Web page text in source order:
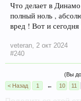
Что делает в
полный ноль ,
вред ! Вот и сегодня
veteran, 2 окт 2024
#240
(Вы
< Назад
1 ← 10 11